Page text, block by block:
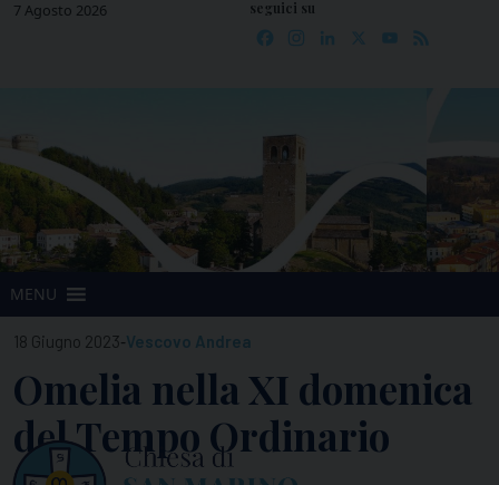
Skip7 Agosto 2026 seguici su
Facebook
Instagram
LinkedIn YouTube
MENU
18 Giugno 2023-Vescovo Andrea
Omelia nella XI domenica
del Tempo Ordinario